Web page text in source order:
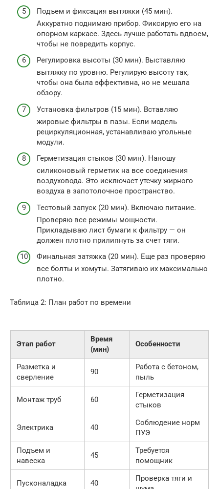
Подъем и фиксация вытяжки (45 мин).
Аккуратно поднимаю прибор. Фиксирую его на
опорном каркасе. Здесь лучше работать вдвоем,
чтобы не повредить корпус.
Регулировка высоты (30 мин). Выставляю
вытяжку по уровню. Регулирую высоту так,
чтобы она была эффективна, но не мешала
обзору.
Установка фильтров (15 мин). Вставляю
жировые фильтры в пазы. Если модель
рециркуляционная, устанавливаю угольные
модули.
Герметизация стыков (30 мин). Наношу
силиконовый герметик на все соединения
воздуховода. Это исключает утечку жирного
воздуха в запотолочное пространство.
Тестовый запуск (20 мин). Включаю питание.
Проверяю все режимы мощности.
Прикладываю лист бумаги к фильтру — он
должен плотно прилипнуть за счет тяги.
Финальная затяжка (20 мин). Еще раз проверяю
все болты и хомуты. Затягиваю их максимально
плотно.
Таблица 2: План работ по времени
Этап работ
Время
(мин)
Особенности
Разметка и
сверление
90
Работа с бетоном,
пыль
Монтаж труб 60
Герметизация
стыков
Электрика 40
Соблюдение норм
ПУЭ
Подъем и
навеска
45
Требуется
помощник
Пусконаладка 40
Проверка тяги и